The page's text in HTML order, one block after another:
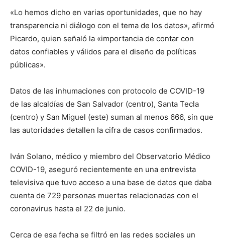
«Lo hemos dicho en varias oportunidades, que no hay
transparencia ni diálogo con el tema de los datos», afirmó
Picardo, quien señaló la «importancia de contar con
datos confiables y válidos para el diseño de políticas
públicas».
Datos de las inhumaciones con protocolo de COVID-19
de las alcaldías de San Salvador (centro), Santa Tecla
(centro) y San Miguel (este) suman al menos 666, sin que
las autoridades detallen la cifra de casos confirmados.
Iván Solano, médico y miembro del Observatorio Médico
COVID-19, aseguró recientemente en una entrevista
televisiva que tuvo acceso a una base de datos que daba
cuenta de 729 personas muertas relacionadas con el
coronavirus hasta el 22 de junio.
Cerca de esa fecha se filtró en las redes sociales un